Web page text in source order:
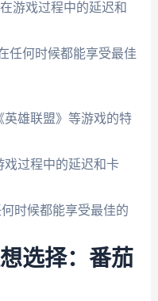
游戏过程中的延迟和
任何时候都能享受最佳
雄联盟》等游戏的特
过程中的延迟和卡
时候都能享受最佳的
选择：番茄